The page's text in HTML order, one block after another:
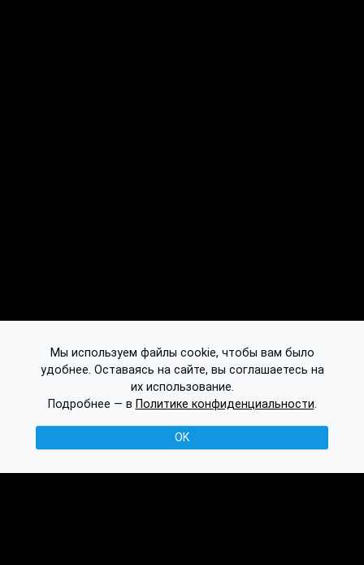
Мы используем файлы cookie, чтобы вам было
удобнее. Оставаясь на сайте, вы соглашаетесь на
их использование.
Подробнее — в Политике конфиденциальности.
OK